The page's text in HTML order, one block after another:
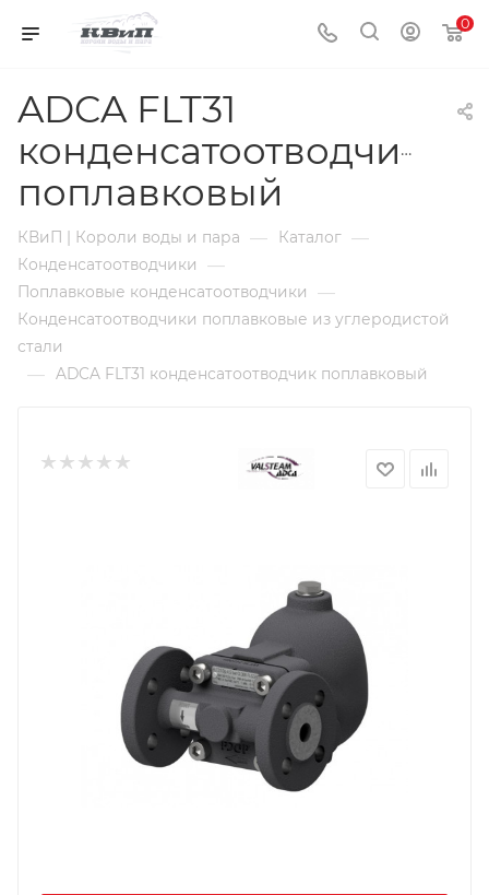
0
ADCA FLT31
конденсатоотводчик
поплавковый
КВиП | Короли воды и пара — Каталог —
Конденсатоотводчики —
Поплавковые конденсатоотводчики —
Конденсатоотводчики поплавковые из углеродистой
стали
— ADCA FLT31 конденсатоотводчик поплавковый